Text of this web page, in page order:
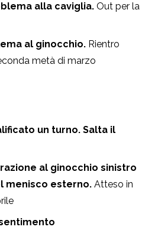
alla caviglia. Out per la
al ginocchio. Rientro
metà di marzo
un turno. Salta il
al ginocchio sinistro
menisco esterno. Atteso in